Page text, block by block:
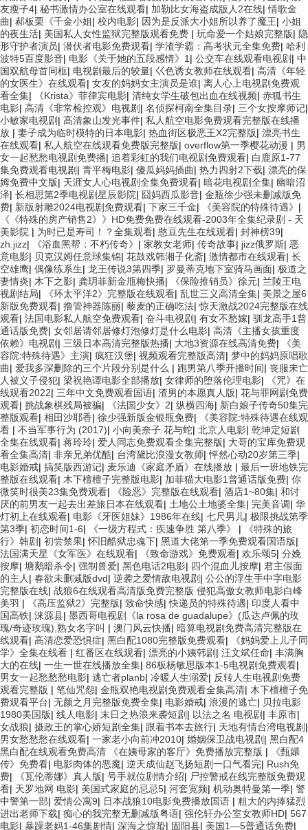
友瘦子4| 秘书激情办公室在线观看| 加勒比女海盗成版人2在线|情歌金
曲| 郝板栗《千金小姐| 校内电影| 因为是反派大小姐所以养了魔王| 小姐
的夜生活| 美国私人女性监狱完整版观看免费 | 玩命爱一个姑娘完整版| 隐
形守护者演员| 潜伏者电影免费观看| 学渣学霸：高考状元全集免费| 哈利
波特5百度影音| 电影《关于她的五段感情》1| 公交车在线观看电视剧 | 中
国双航母首同框| 电视剧最后的较量| 巜色诱女教师在线观看| 高清《年轻
的女医生》在线观看| 女友的妈妈女主演员是谁| 离人心上电视剧免费观
看全集| 《Krista》菲律宾电影| 清纯女学生破包出血在线视频| 赤狐书生
电影| 高清《非常检控观》电视剧 | 名侦探柯南全集目录| 三个女按摩师记|
小敏家电视剧 | 高清象山发光事件| 私人航空电影免费观看完整版在线播
放 | 妻子成为临时模特的日本电影| 热血街区极恶王X2完整版| 漂亮书生
在线观看| 私人航空在线观看免费版完整版| overflow第一季樱花动漫 | 男
女一起愁愁电视剧免费播| 追着彩虹的我们电视剧免费观看| 白鹿原1-77
集免费观看电视剧 | 青平梅电影| 傻瓜妈妈插曲| 热力四射2下载| 漂亮的保
姆免费中文版| 天涯女人心电视剧全集免费观看| 暗花电视剧全集| 幽暗沼
泽| 长相思第2季电视剧星辰影院| 囧妈西瓜影音| 金瓶徐少强未删减版免
费| 新版射雕2024电视剧免费观看| 下家三千金| 《美容院的特殊待遇》 |
《《特殊的房产销售2》》HD免费免费在线观看-2003年全集纪录剧 - 天
美影院 | 为时已是寿司！？全集观看| 憨豆先生在线观看| 封神榜39|
zh.jizz| 《浴血黑帮：不朽传奇》 | 家教女老师| 传奇故事| jizz俄罗斯| 恶
意电影| 贝克汉姆任意球集锦| 花鼓戏韩湘子化斋| 激情都市在线观看| 长
空雄鹰| 偶像练系生| 龙王传说3第四季| 罗曼蒂克地下室骑马画面| 极道之
妻情炎| 木下之影| 龚玥菲新金甁梅快播| 《保险推销员》徐元| 兰陵王电
视剧结局| 《环太平洋2》完整版在线观看| 乱世三义高清全集| 美景之屋6
新版免费观看| 撸管神器陈丽| 藜麦的正确吃法|惊天激战2024完整版在线
观看| 法国电影私人航空免费观看| 奋斗电视剧 | 有女不愁嫁| 驯龙高手1普
通话版免费| 女邻居请邻居修灯泡修灯是什么电影| 高清《主播女孩重度
依赖》电视剧 | 三级日本高清完整版热播| 大地3资源在线高清免费|
《美
容院:特殊待遇》主演| 疯狂汉堡| 视频观看完整版高清| 梦中的妈妈原唱歌
曲| 爱我多深删除的三个片段分别是什么 | 跑男第八季开播时间| 丧服未亡
人被义子侵犯| 梁祝艳谭电影全部播放| 女律师的堕落伦理电影|
《咒》在
线观看2022| 三年中文免费观看国语| 渣男的本愿真人版| 花与罪网剧免费
观看| 挑战象棋残局被骗| 《法国少女》2| 纵横四海| 新白娘子传奇50集完
整版观看| 相田沙耶香| 徐少强新版金银瓶免费|
《美容院:特殊待遇在线观
看 | 不当军事行为 (2017)| 小向美奈子 花与蛇| 北京人电影| 乾坤定短剧
全集在线观看| 蒋玲玲| 爱人同志免费观看全集完整版| 大哥的宝库免费观
看全集高清| 非亲兄弟优酷| 台湾黛比浪漫女教师|怦然心动20岁第三季|
电影婚戒| 搞笑版西游记| 麦乐迪《家庭矛盾》在线播放 | 最后一班地铁完
整版在线观看| 木下檀檀子完整版电影| 加菲猫大电影1普通话版免费| 你
微笑时很美23集免费观看| 《险恶》完整版在线观看| 酒店1~80集| 和讨
厌的前男友一起去出差旅日本在线观看| 土地公土地婆全集| 完美音调| 华
灯初上在线观看| 电影《牙医姐妹》1986年在线| 七尺男儿| 极限挑战第季
第3季| 初恋时间1-6| 《一级方程式：疾速争胜 第八季》 |
《特殊的旅
行》韩剧 | 初尝禁果|怀旧酷狱忠魂下| 黑道大佬第一季免费观看国语版|
法国满天星《女军医》在线观看| 《致命游戏》免费观看| 欢乐颂5| 分娩
按摩| 塘鹅暗杀令| 强制兽爱| 黑色电话2电影| 四个混血儿按摩| 君主假面
的主人| 春欲未删减版dvd| 逆袭之爱情敌电视剧 | 公公的浮生手中字电影
完整版在线| 战狼6在线观看高清版免费完整版 侵犯高傲女教师电影白峰
美羽 | 《高压监狱2》完整版| 致命快感|快递员的特殊待遇| 印度人看中
国高铁| 涞源县| 墨西哥电视剧《la rosa de guadalupe》(瓜达卢佩的玫
瑰/奇迹玫瑰),熟女名字叫 | 澳门风云快播| 暗算电视剧免费高清完整版在
线观看| 高清恋爱恐惧症| 黑白配1080完整版免费观看|
《妈妈爱上儿子同
学》全集在线看 | 红番区在线观看| 漂亮的小姨韩剧 | 汪文斌任命| 丰满胸
大的在线| 一生一世在线播放全集| 86板杨敏思版本1-5电视剧免费观看|
男女一起愁愁愁电影| 逃亡者planb| 冷暖人生溺爱| 反转人生电视剧免费
观看完整版 | 笔仙咒怨| 金瓶双艳电视剧免费观看全集高清| 木下檀檀子免
费观看平台| 无颜之月完整版免费全集| 电影婚戒| 浪漫的逃亡| 贝拉电影
1980美国版| 线人电影| 末日之热浪来袭短剧 | 以法之名 电视剧 | 丰原市|
女战狼| 摄政王的掌心娇短剧全集| 跟着书本去旅行| 天地有情台湾电视剧 |
男女愁愁愁在线观看| 一家老小向前冲2010| 婚姻保卫战电视剧 | 黑白配4
黑白配在线观看免费高清 《在姨母家的客厅》免费播放完整版 |
《甄嬛
传》免费看| 电影肉体的恶魔| 逆天成仙赵飞扬短剧一口气看完| Rush免
费| 《瓦伦蒂娜》真人版| 号手就位剧情介绍| 尸控警戒在线完整版免费观
看| 天罗地网 电影| 美国式家庭的忌忌5| 河套宽频| 机动奥特曼第一季| 警
中警第一部| 爱情公寓9| 日本战狼10电影免费播放国语 | 粗大的内捧猛烈
进出老师下载| 痴心的我完整无删减版粤语| 强伦轩办公室女教师HD| 567
电影| 暴躁老妈1-46集剧情| 深海之惊蛰| 固阳县| 美国1—5普通话免费|